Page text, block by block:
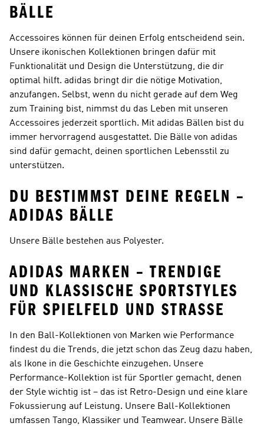
BÄLLE
Accessoires können für deinen Erfolg entscheidend sein.
Unsere ikonischen Kollektionen bringen dafür mit
Funktionalität und Design die Unterstützung, die dir
optimal hilft. adidas bringt dir die nötige Motivation,
anzufangen. Selbst, wenn du nicht gerade auf dem Weg
zum Training bist, nimmst du das Leben mit unseren
Accessoires jederzeit sportlich. Mit adidas Bällen bist du
immer hervorragend ausgestattet. Die Bälle von adidas
sind dafür gemacht, deinen sportlichen Lebensstil zu
unterstützen.
DU BESTIMMST DEINE REGELN –
ADIDAS BÄLLE
Unsere Bälle bestehen aus Polyester.
ADIDAS MARKEN – TRENDIGE
UND KLASSISCHE SPORTSTYLES
FÜR SPIELFELD UND STRASSE
In den Ball-Kollektionen von Marken wie Performance
findest du die Trends, die jetzt schon das Zeug dazu haben,
als Ikone in die Geschichte einzugehen. Unsere
Performance-Kollektion ist für Sportler gemacht, denen
der Style wichtig ist – das ist Retro-Design und eine klare
Fokussierung auf Leistung. Unsere Ball-Kollektionen
umfassen Tango, Klassiker und Teamwear. Unsere Bälle